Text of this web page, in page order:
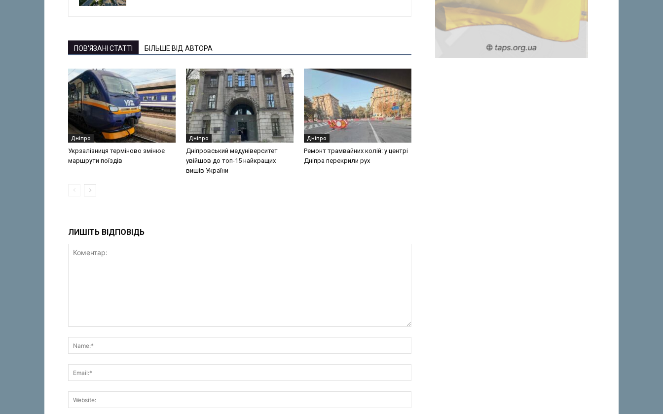
ПОВ'ЯЗАНІ СТАТТІ БІЛЬШЕ ВІД АВТОРА
Дніпро
Укрзалізниця терміново змінює
маршрути поїздів
Дніпро
Дніпровський медуніверситет
увійшов до топ-15 найкращих
вишів України
Дніпро
Ремонт трамвайних колій: у центрі
Дніпра перекрили рух
ЛИШІТЬ ВІДПОВІДЬ